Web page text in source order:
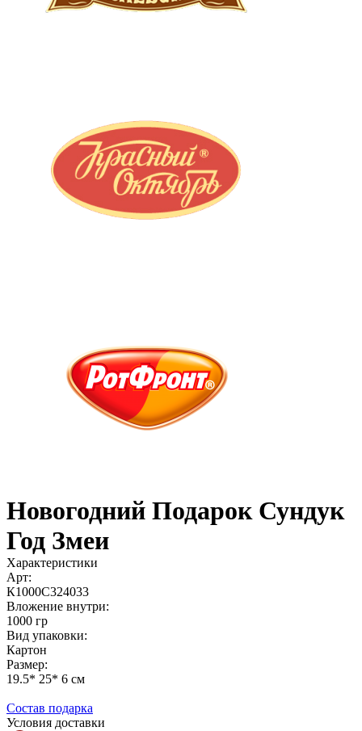
Новогодний Подарок Сундук
Год Змеи
Характеристики
Арт:
К1000С324033
Вложение внутри:
1000 гр
Вид упаковки:
Картон
Размер:
19.5* 25* 6 см
Состав подарка
Условия доставки